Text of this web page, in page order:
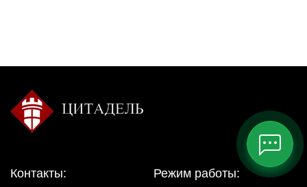
Контакты: Режим работы: